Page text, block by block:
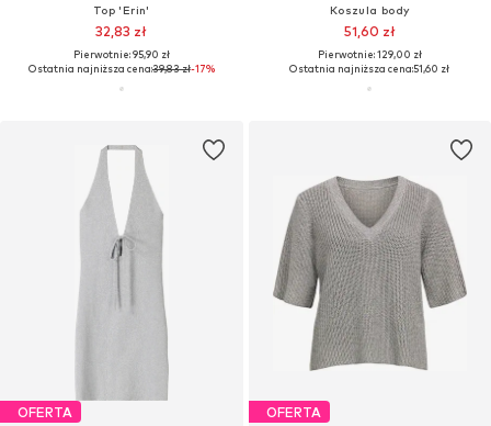
Top 'Erin'
32,83 zł
Pierwotnie: 95,90 zł
Ostatnia najniższa cena:39,83 zł-17%
Koszula body
51,60 zł
Pierwotnie: 129,00 zł
Ostatnia najniższa cena:51,60 zł
OFERTA OFERTA